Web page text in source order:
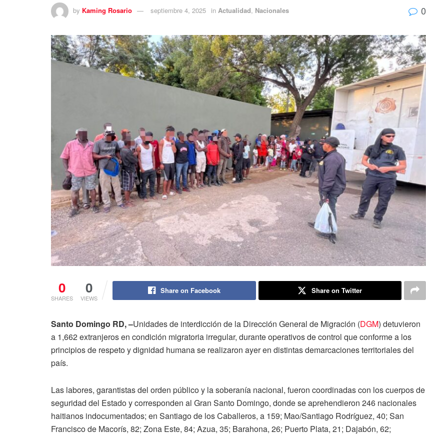
by Kaming Rosario septiembre 4, 2025 in Actualidad, Nacionales 0
0
SHARES
0
VIEWS
Share on Facebook Share on Twitter
Santo Domingo RD, –Unidades de interdicción de la Dirección General de Migración (DGM) detuvieron
a 1,662 extranjeros en condición migratoria irregular, durante operativos de control que conforme a los
principios de respeto y dignidad humana se realizaron ayer en distintas demarcaciones territoriales del
país.
Las labores, garantistas del orden público y la soberanía nacional, fueron coordinadas con los cuerpos de
seguridad del Estado y corresponden al Gran Santo Domingo, donde se aprehendieron 246 nacionales
haitianos indocumentados; en Santiago de los Caballeros, a 159; Mao/Santiago Rodríguez, 40; San
Francisco de Macorís, 82; Zona Este, 84; Azua, 35; Barahona, 26; Puerto Plata, 21; Dajabón, 62;